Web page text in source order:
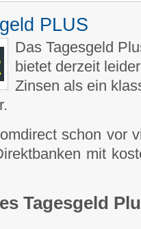
PLUS
Das Tagesgeld
bietet derzeit
Zinsen als ein
schon vor
mit
Tagesgeld